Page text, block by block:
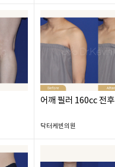
어깨 필러 160cc 전후
닥터케빈의원